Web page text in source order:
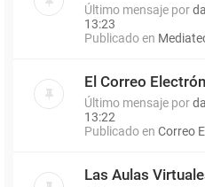
Último mensaje por
13:23
Publicado en
El Correo
Último mensaje por
13:22
Publicado en Correo
Las Aulas